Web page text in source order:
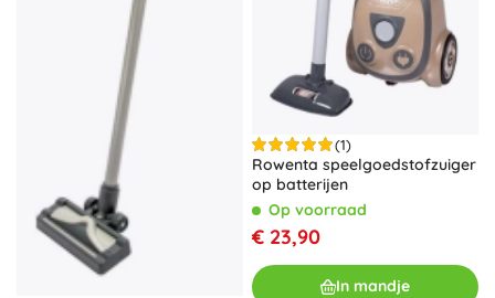
(1)
Rowenta speelgoedstofzuiger
op batterijen
Op voorraad
€ 23,90
In mandje